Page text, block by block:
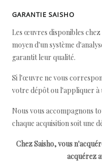
GARANTIE SAISHO
Les œuvres disponibles chez
moyen d'un système
garantit leur qualité.
Si l'œuvre ne vous
votre dépôt ou l'appliquer à
Nous vous accompagnons
chaque acquisition soit une
Chez Saisho, vous
acquérez